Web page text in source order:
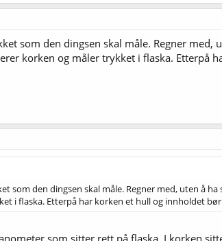
som den dingsen skal måle. Regner
korken og måler trykket i flaska. Etterpå
som den dingsen skal måle. Regner med, uten å
i flaska. Etterpå har korken et hull og innholdet
som sitter rett på flaska. I korken